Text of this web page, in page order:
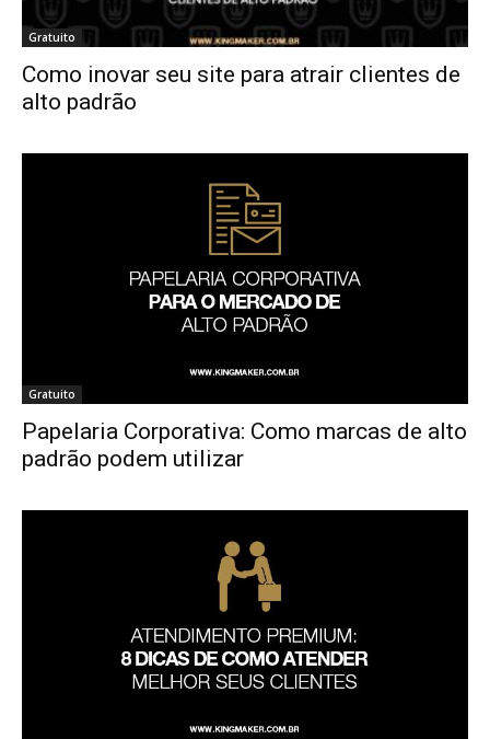
Gratuito
Como inovar seu site para atrair clientes de
alto padrão
Gratuito
Papelaria Corporativa: Como marcas de alto
padrão podem utilizar